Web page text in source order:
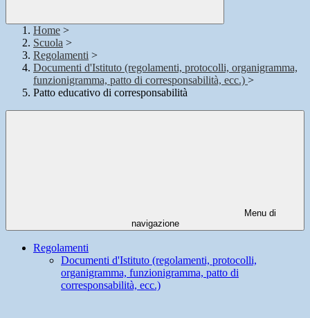
Home >
Scuola >
Regolamenti >
Documenti d'Istituto (regolamenti, protocolli, organigramma,
funzionigramma, patto di corresponsabilità, ecc.) >
Patto educativo di corresponsabilità
Menu di
navigazione
Regolamenti
Documenti d'Istituto (regolamenti, protocolli,
organigramma, funzionigramma, patto di
corresponsabilità, ecc.)